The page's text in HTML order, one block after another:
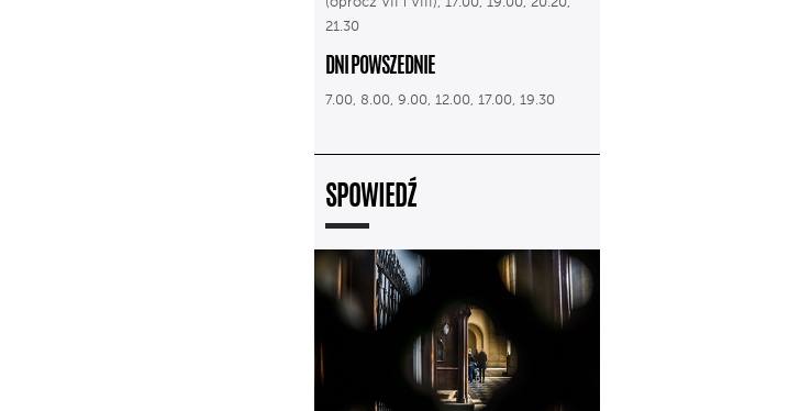
21.30
DNI POWSZEDNIE
7.00, 8.00, 9.00, 12.00, 17.00, 19.30
SPOWIEDŹ